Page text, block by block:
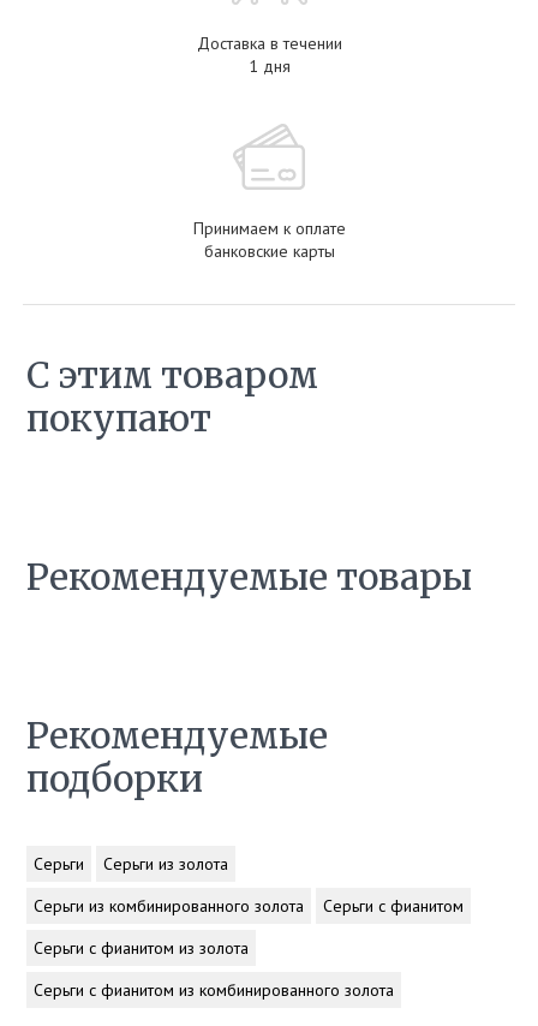
Доставка в течении
1 дня
Принимаем к оплате
банковские карты
С этим товаром
покупают
Рекомендуемые товары
Рекомендуемые
подборки
Серьги
Серьги из золота
Серьги из комбинированного золота
Серьги с фианитом
Серьги с фианитом из золота
Серьги с фианитом из комбинированного золота